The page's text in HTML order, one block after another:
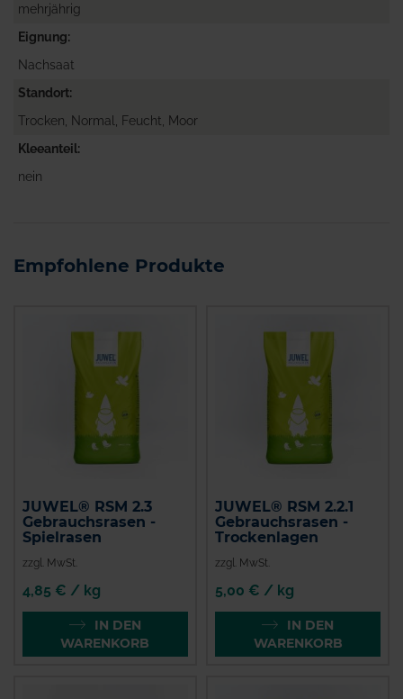
mehrjährig
Eignung
Nachsaat
Standort
Trocken, Normal, Feucht, Moor
Kleeanteil
nein
Empfohlene Produkte
JUWEL® RSM 2.3
Gebrauchsrasen -
Spielrasen
zzgl. MwSt.
4,85 € / kg
IN DEN
WARENKORB
JUWEL® RSM 2.2.1
Gebrauchsrasen -
Trockenlagen
zzgl. MwSt.
5,00 € / kg
IN DEN
WARENKORB